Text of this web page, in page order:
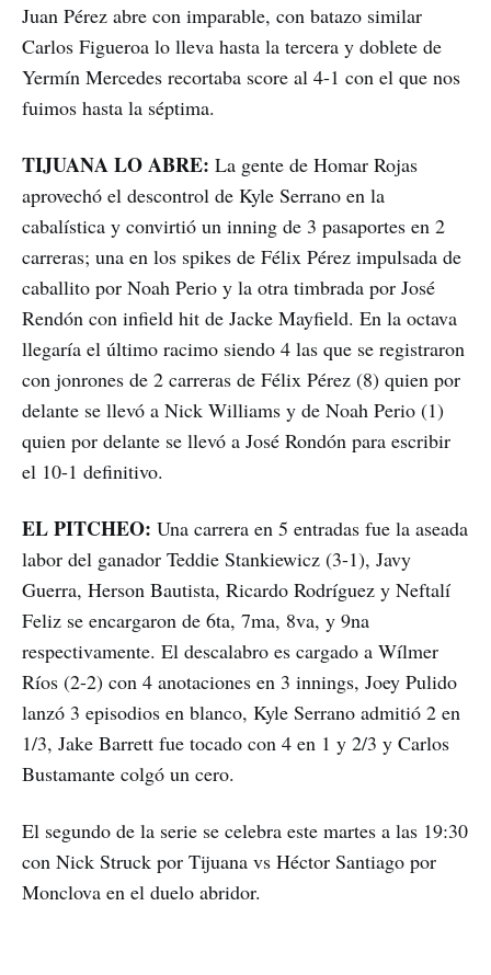
Juan Pérez abre con imparable, con batazo similar
Carlos Figueroa lo lleva hasta la tercera y doblete de
Yermín Mercedes recortaba score al 4-1 con el que nos
fuimos hasta la séptima.
TIJUANA LO ABRE: La gente de Homar Rojas
aprovechó el descontrol de Kyle Serrano en la
cabalística y convirtió un inning de 3 pasaportes en 2
carreras; una en los spikes de Félix Pérez impulsada de
caballito por Noah Perio y la otra timbrada por José
Rendón con infield hit de Jacke Mayfield. En la octava
llegaría el último racimo siendo 4 las que se registraron
con jonrones de 2 carreras de Félix Pérez (8) quien por
delante se llevó a Nick Williams y de Noah Perio (1)
quien por delante se llevó a José Rondón para escribir
el 10-1 definitivo.
EL PITCHEO: Una carrera en 5 entradas fue la aseada
labor del ganador Teddie Stankiewicz (3-1), Javy
Guerra, Herson Bautista, Ricardo Rodríguez y Neftalí
Feliz se encargaron de 6ta, 7ma, 8va, y 9na
respectivamente. El descalabro es cargado a Wílmer
Ríos (2-2) con 4 anotaciones en 3 innings, Joey Pulido
lanzó 3 episodios en blanco, Kyle Serrano admitió 2 en
1/3, Jake Barrett fue tocado con 4 en 1 y 2/3 y Carlos
Bustamante colgó un cero.
El segundo de la serie se celebra este martes a las 19:30
con Nick Struck por Tijuana vs Héctor Santiago por
Monclova en el duelo abridor.